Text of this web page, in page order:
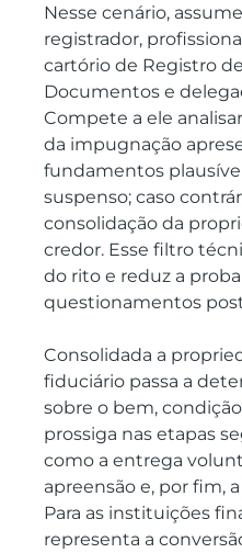
Nesse cenário,
registrador,
cartório de Registro
Documentos e
Compete a ele
da impugnação
fundamentos
suspenso; caso
consolidação da
credor. Esse filtro
do rito e reduz a
questionamentos
Consolidada a
fiduciário passa a
sobre o bem,
prossiga nas etapas
como a entrega
apreensão e, por fim,
Para as instituições
representa a